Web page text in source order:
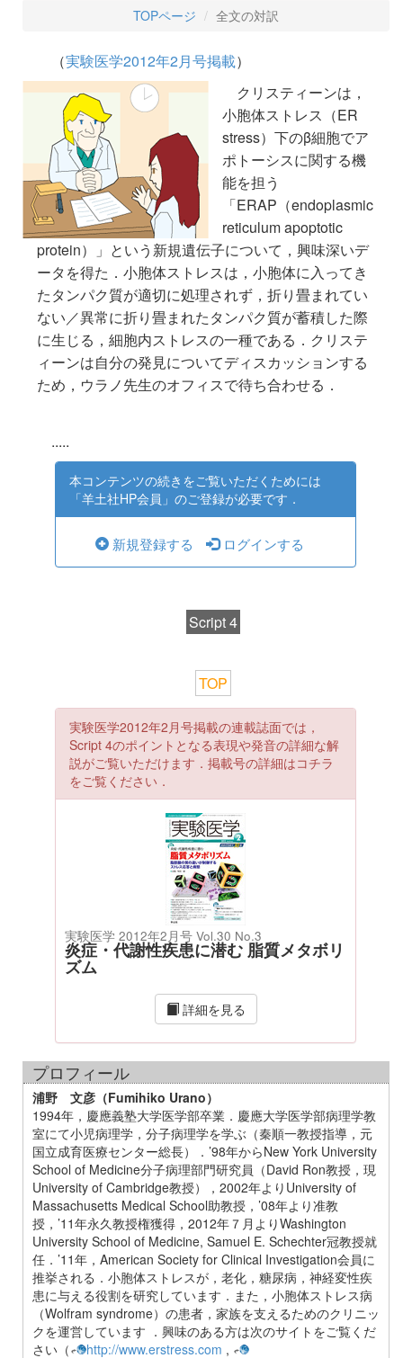
TOPページ 全文の対訳
（実験医学2012年2月号掲載）
クリスティーンは，
小胞体ストレス（ER
stress）下のβ細胞でア
ポトーシスに関する機
能を担う
「ERAP（endoplasmic
reticulum apoptotic
protein）」という新規遺伝子について，興味深いデ
ータを得た．小胞体ストレスは，小胞体に入ってき
たタンパク質が適切に処理されず，折り畳まれてい
ない／異常に折り畳まれたタンパク質が蓄積した際
に生じる，細胞内ストレスの一種である．クリステ
ィーンは自分の発見についてディスカッションする
ため，ウラノ先生のオフィスで待ち合わせる．
.....
本コンテンツの続きをご覧いただくためには
「羊土社HP会員」のご登録が必要です．
新規登録する ログインする
Script 4
TOP
実験医学2012年2月号掲載の連載誌面では，
Script 4のポイントとなる表現や発音の詳細な解
説がご覧いただけます．掲載号の詳細はコチラ
をご覧ください．
実験医学 2012年2月号 Vol.30 No.3
炎症・代謝性疾患に潜む 脂質メタボリ
ズム
詳細を見る
プロフィール
浦野 文彦（Fumihiko Urano）
1994年，慶應義塾大学医学部卒業．慶應大学医学部病理学教
室にて小児病理学，分子病理学を学ぶ（秦順一教授指導，元
国立成育医療センター総長）．’98年からNew York University
School of Medicine分子病理部門研究員（David Ron教授，現
University of Cambridge教授），2002年よりUniversity of
Massachusetts Medical School助教授，’08年より准教
授，’11年永久教授権獲得，2012年７月よりWashington
University School of Medicine, Samuel E. Schechter冠教授就
任．’11年，American Society for Clinical Investigation会員に
推挙される．小胞体ストレスが，老化，糖尿病，神経変性疾
患に与える役割を研究しています．また，小胞体ストレス病
（Wolfram syndrome）の患者，家族を支えるためのクリニッ
クを運営しています ．興味のある方は次のサイトをご覧くだ
さい（
http://www.erstress.com ,